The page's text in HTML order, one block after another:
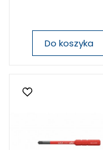
Do koszyka